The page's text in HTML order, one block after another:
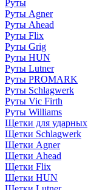
Руты
Руты Agner
Руты Ahead
Руты Flix
Руты Grig
Руты HUN
Руты Lutner
Руты PROMARK
Руты Schlagwerk
Руты Vic Firth
Руты Williams
Щетки для ударных
Щетки Schlagwerk
Щетки Agner
Щетки Ahead
Щетки Flix
Щетки HUN